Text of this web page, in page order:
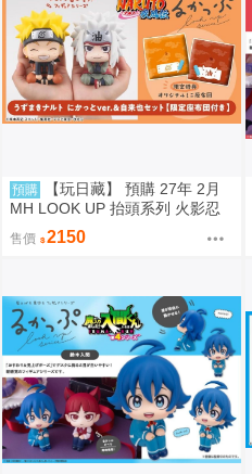
預購
【玩日藏】 預購 27年 2月
MH LOOK UP 抬頭系列 火影忍
者疾風傳 漩渦鳴人 燦笑 Smile &
自來也 抬頭公仔 特典 代理版
售價 2150